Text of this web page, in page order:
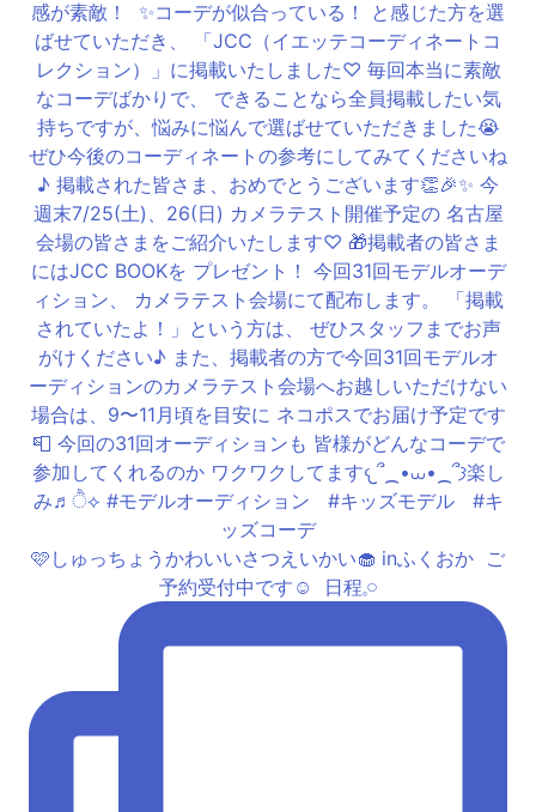
🩷しゅっちょうかわいいさつえいかい🧁 inふくおか ⁡ ご
予約受付中です☺️ ⁡ 日程𓈒𓏸︎︎︎︎